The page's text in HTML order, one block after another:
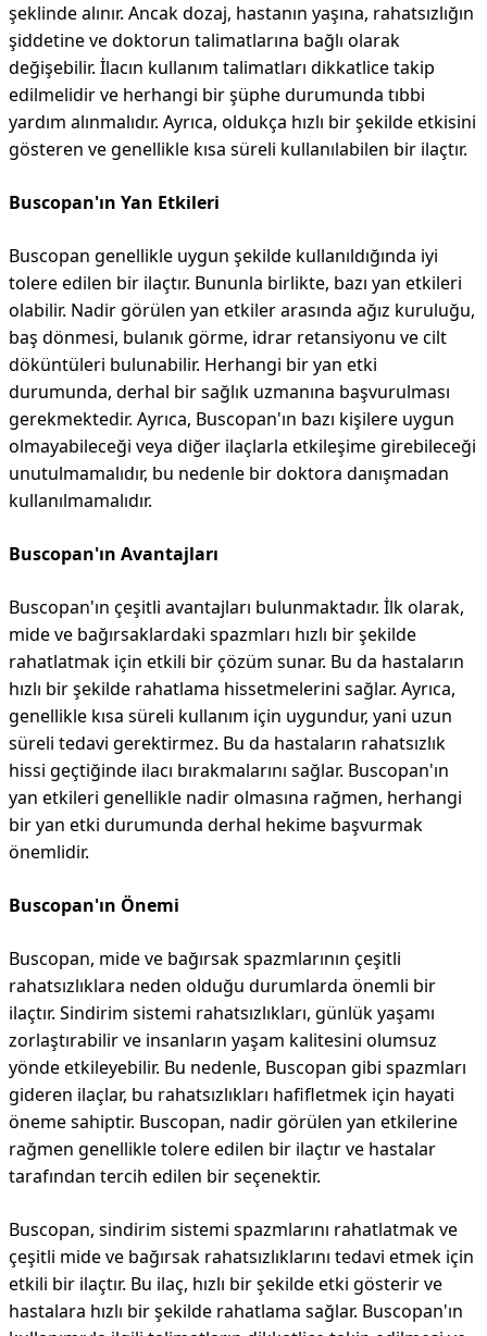
şeklinde alınır. Ancak dozaj, hastanın yaşına, rahatsızlığın
şiddetine ve doktorun talimatlarına bağlı olarak
değişebilir. İlacın kullanım talimatları dikkatlice takip
edilmelidir ve herhangi bir şüphe durumunda tıbbi
yardım alınmalıdır. Ayrıca, oldukça hızlı bir şekilde etkisini
gösteren ve genellikle kısa süreli kullanılabilen bir ilaçtır.
Buscopan'ın Yan Etkileri
Buscopan genellikle uygun şekilde kullanıldığında iyi
tolere edilen bir ilaçtır. Bununla birlikte, bazı yan etkileri
olabilir. Nadir görülen yan etkiler arasında ağız kuruluğu,
baş dönmesi, bulanık görme, idrar retansiyonu ve cilt
döküntüleri bulunabilir. Herhangi bir yan etki
durumunda, derhal bir sağlık uzmanına başvurulması
gerekmektedir. Ayrıca, Buscopan'ın bazı kişilere uygun
olmayabileceği veya diğer ilaçlarla etkileşime girebileceği
unutulmamalıdır, bu nedenle bir doktora danışmadan
kullanılmamalıdır.
Buscopan'ın Avantajları
Buscopan'ın çeşitli avantajları bulunmaktadır. İlk olarak,
mide ve bağırsaklardaki spazmları hızlı bir şekilde
rahatlatmak için etkili bir çözüm sunar. Bu da hastaların
hızlı bir şekilde rahatlama hissetmelerini sağlar. Ayrıca,
genellikle kısa süreli kullanım için uygundur, yani uzun
süreli tedavi gerektirmez. Bu da hastaların rahatsızlık
hissi geçtiğinde ilacı bırakmalarını sağlar. Buscopan'ın
yan etkileri genellikle nadir olmasına rağmen, herhangi
bir yan etki durumunda derhal hekime başvurmak
önemlidir.
Buscopan'ın Önemi
Buscopan, mide ve bağırsak spazmlarının çeşitli
rahatsızlıklara neden olduğu durumlarda önemli bir
ilaçtır. Sindirim sistemi rahatsızlıkları, günlük yaşamı
zorlaştırabilir ve insanların yaşam kalitesini olumsuz
yönde etkileyebilir. Bu nedenle, Buscopan gibi spazmları
gideren ilaçlar, bu rahatsızlıkları hafifletmek için hayati
öneme sahiptir. Buscopan, nadir görülen yan etkilerine
rağmen genellikle tolere edilen bir ilaçtır ve hastalar
tarafından tercih edilen bir seçenektir.
Buscopan, sindirim sistemi spazmlarını rahatlatmak ve
çeşitli mide ve bağırsak rahatsızlıklarını tedavi etmek için
etkili bir ilaçtır. Bu ilaç, hızlı bir şekilde etki gösterir ve
hastalara hızlı bir şekilde rahatlama sağlar. Buscopan'ın